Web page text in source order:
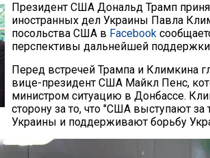
Президент США Дональд Трамп
иностранных дел Украины Павла
посольства США в Facebook
перспективы дальнейшей
Перед встречей Трампа и Климкина
вице-президент США Майкл Пенс,
министром ситуацию в Донбассе.
сторону за то, что "США выступают за
Украины и поддерживают борьбу